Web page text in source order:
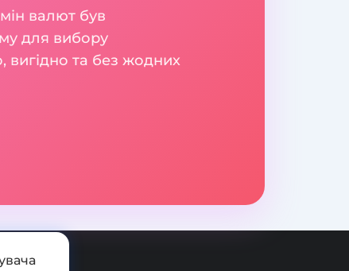
валют був
для вибору
вигідно та без жодних